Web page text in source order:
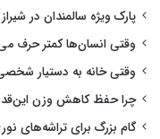
پارک ویژه سالمندان در
وقتی انسان‌ها کمتر حرف
وقتی خانه به دستیار
چرا حفظ کاهش وزن
گام بزرگ برای تراشه‌های